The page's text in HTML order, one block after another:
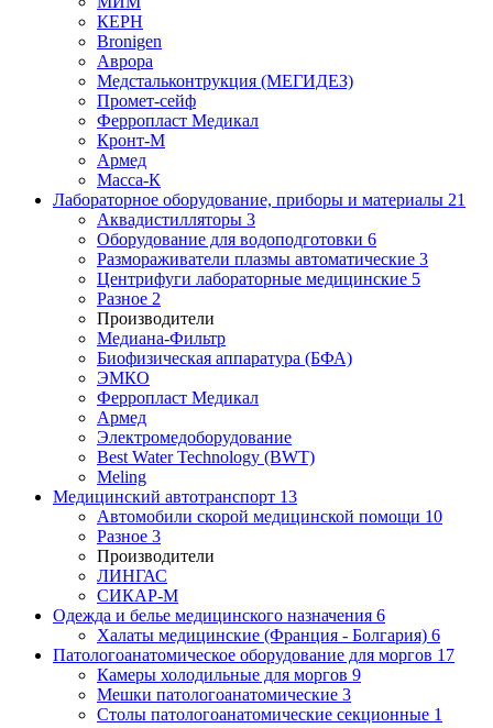
КЕРН
Bronigen
Аврора
Медстальконтрукция (МЕГИДЕЗ)
Промет-сейф
Ферропласт Медикал
Кронт-М
Армед
Масса-К
Лабораторное оборудование, приборы и материалы 21
Аквадистилляторы 3
Оборудование для водоподготовки 6
Размораживатели плазмы автоматические 3
Центрифуги лабораторные медицинские 5
Разное 2
Производители
Медиана-Фильтр
Биофизическая аппаратура (БФА)
ЭМКО
Ферропласт Медикал
Армед
Электромедоборудование
Best Water Technology (BWT)
Meling
Медицинский автотранспорт 13
Автомобили скорой медицинской помощи 10
Разное 3
Производители
ЛИНГАС
СИКАР-М
Одежда и белье медицинского назначения 6
Халаты медицинские (Франция - Болгария) 6
Патологоанатомическое оборудование для моргов 17
Камеры холодильные для моргов 9
Мешки патологоанатомические 3
Столы патологоанатомические секционные 1